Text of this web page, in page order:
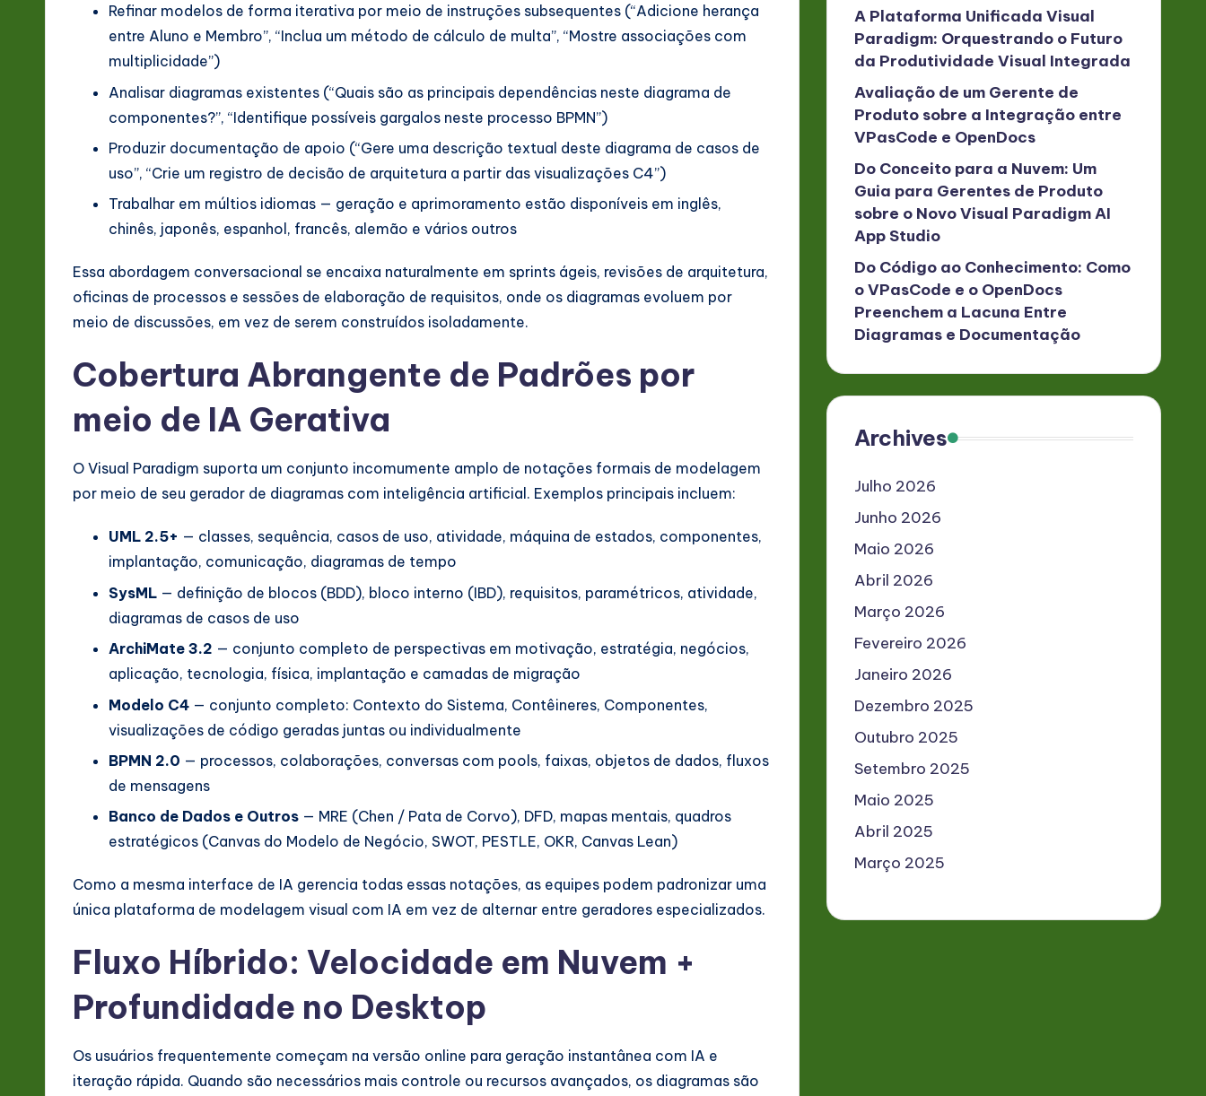
Refinar modelos de forma iterativa por meio de instruções subsequentes (“Adicione herança
entre Aluno e Membro”, “Inclua um método de cálculo de multa”, “Mostre associações com
multiplicidade”)
Analisar diagramas existentes (“Quais são as principais dependências neste diagrama de
componentes?”, “Identifique possíveis gargalos neste processo BPMN”)
Produzir documentação de apoio (“Gere uma descrição textual deste diagrama de casos de
uso”, “Crie um registro de decisão de arquitetura a partir das visualizações C4”)
Trabalhar em múltios idiomas — geração e aprimoramento estão disponíveis em inglês,
chinês, japonês, espanhol, francês, alemão e vários outros
Essa abordagem conversacional se encaixa naturalmente em sprints ágeis, revisões de arquitetura,
oficinas de processos e sessões de elaboração de requisitos, onde os diagramas evoluem por
meio de discussões, em vez de serem construídos isoladamente.
Cobertura Abrangente de Padrões por
meio de IA Gerativa
O Visual Paradigm suporta um conjunto incomumente amplo de notações formais de modelagem
por meio de seu gerador de diagramas com inteligência artificial. Exemplos principais incluem:
UML 2.5+ — classes, sequência, casos de uso, atividade, máquina de estados, componentes,
implantação, comunicação, diagramas de tempo
SysML — definição de blocos (BDD), bloco interno (IBD), requisitos, paramétricos, atividade,
diagramas de casos de uso
ArchiMate 3.2 — conjunto completo de perspectivas em motivação, estratégia, negócios,
aplicação, tecnologia, física, implantação e camadas de migração
Modelo C4 — conjunto completo: Contexto do Sistema, Contêineres, Componentes,
visualizações de código geradas juntas ou individualmente
BPMN 2.0 — processos, colaborações, conversas com pools, faixas, objetos de dados, fluxos
de mensagens
Banco de Dados e Outros — MRE (Chen / Pata de Corvo), DFD, mapas mentais, quadros
estratégicos (Canvas do Modelo de Negócio, SWOT, PESTLE, OKR, Canvas Lean)
Como a mesma interface de IA gerencia todas essas notações, as equipes podem padronizar uma
única plataforma de modelagem visual com IA em vez de alternar entre geradores especializados.
Fluxo Híbrido: Velocidade em Nuvem +
Profundidade no Desktop
Os usuários frequentemente começam na versão online para geração instantânea com IA e
iteração rápida. Quando são necessários mais controle ou recursos avançados, os diagramas são
A Plataforma Unificada Visual
Paradigm: Orquestrando o Futuro
da Produtividade Visual Integrada
Avaliação de um Gerente de
Produto sobre a Integração entre
VPasCode e OpenDocs
Do Conceito para a Nuvem: Um
Guia para Gerentes de Produto
sobre o Novo Visual Paradigm AI
App Studio
Do Código ao Conhecimento: Como
o VPasCode e o OpenDocs
Preenchem a Lacuna Entre
Diagramas e Documentação
Archives
Julho 2026
Junho 2026
Maio 2026
Abril 2026
Março 2026
Fevereiro 2026
Janeiro 2026
Dezembro 2025
Outubro 2025
Setembro 2025
Maio 2025
Abril 2025
Março 2025